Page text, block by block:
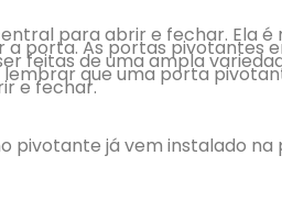
para abrir e fechar. Ela é
porta. As portas pivotantes
feitas de uma ampla
que uma porta
e fechar.
pivotante já vem instalado na